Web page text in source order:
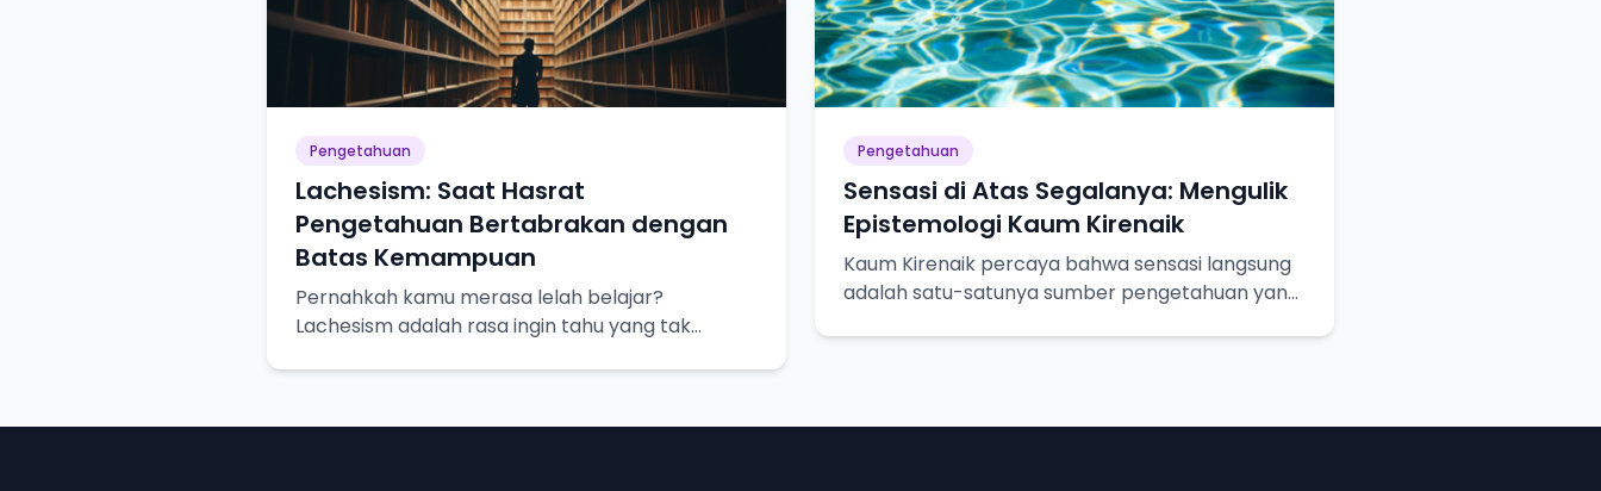
Pengetahuan
Lachesism: Saat Hasrat
Pengetahuan Bertabrakan dengan
Batas Kemampuan
Pernahkah kamu merasa lelah belajar?
Lachesism adalah rasa ingin tahu yang tak
Pengetahuan
Sensasi di Atas Segalanya: Mengulik
Epistemologi Kaum Kirenaik
Kaum Kirenaik percaya bahwa sensasi langsung
adalah satu-satunya sumber pengetahuan yang